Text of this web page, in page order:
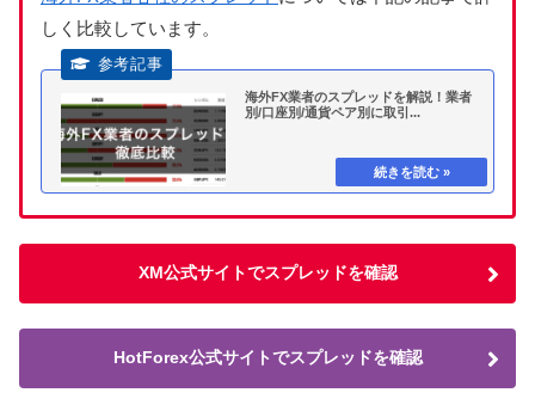
しく比較しています。
海外FX業者のスプレッドを解説！業者
別/口座別/通貨ペア別に取引...
XM公式サイトでスプレッドを確認
HotForex公式サイトでスプレッドを確認